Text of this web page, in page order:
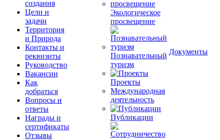
создания
Цели и
задачи
Территория
и Природа
Контакты и
реквизиты
Руководство
Вакансии
Как
добраться
Вопросы и
ответы
Награды и
сертификаты
Отзывы
Экологическое
просвещение
Познавательный
туризм
Проекты
Международная
деятельность
Публикации
Документы